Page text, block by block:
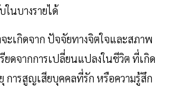
นบางรายได้
ะเกิดจาก ปัจจัยทางจิตใจและสภาพ
ยดจากการเปลี่ยนแปลงในชีวิต ที่เกิด
การสูญเสียบุคคลที่รัก หรือความรู้สึก